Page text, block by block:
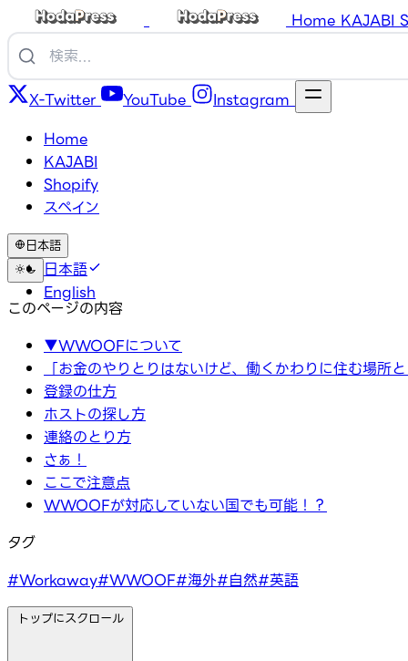
Home KAJABI
X-Twitter YouTube
Instagram
Home
KAJABI
Shopify
スペイン
日本語
日本語
English
このページの内容
▼WWOOFについて
「お金のやりとりはないけど、働くかわりに住む場所
登録の仕方
ホストの探し方
連絡のとり方
さぁ！
ここで注意点
WWOOFが対応していない国でも可能！？
タグ
#Workaway#WWOOF#海外#自然#英語
トップにスクロール